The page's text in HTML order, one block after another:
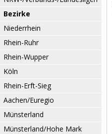
Bezirke
Niederrhein
Rhein-Ruhr
Rhein-Wupper
Köln
Rhein-Erft-Sieg
Aachen/Euregio
Münsterland
Münsterland/Hohe Mark